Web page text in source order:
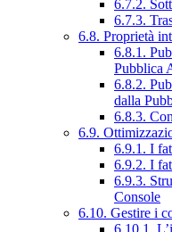
6.7.2.
6.7.3.
6.8. Proprietà
6.8.1.
Pubblica
6.8.2.
dalla
6.8.3.
6.9.
6.9.1. I
6.9.2. I
6.9.3.
Console
6.10. Gestire i
6.10.1.